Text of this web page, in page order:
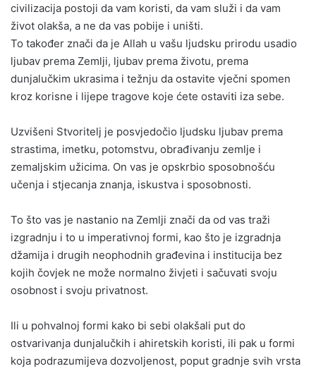
civilizacija postoji da vam koristi, da vam služi i da vam
život olakša, a ne da vas pobije i uništi.
To također znači da je Allah u vašu ljudsku prirodu usadio
ljubav prema Zemlji, ljubav prema životu, prema
dunjalučkim ukrasima i težnju da ostavite vječni spomen
kroz korisne i lijepe tragove koje ćete ostaviti iza sebe.
Uzvišeni Stvoritelj je posvjedočio ljudsku ljubav prema
strastima, imetku, potomstvu, obrađivanju zemlje i
zemaljskim užicima. On vas je opskrbio sposobnošću
učenja i stjecanja znanja, iskustva i sposobnosti.
To što vas je nastanio na Zemlji znači da od vas traži
izgradnju i to u imperativnoj formi, kao što je izgradnja
džamija i drugih neophodnih građevina i institucija bez
kojih čovjek ne može normalno živjeti i sačuvati svoju
osobnost i svoju privatnost.
Ili u pohvalnoj formi kako bi sebi olakšali put do
ostvarivanja dunjalučkih i ahiretskih koristi, ili pak u formi
koja podrazumijeva dozvoljenost, poput gradnje svih vrsta